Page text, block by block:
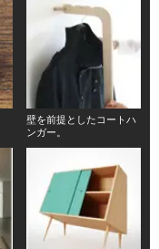
壁を前提としたコートハ
ンガー。